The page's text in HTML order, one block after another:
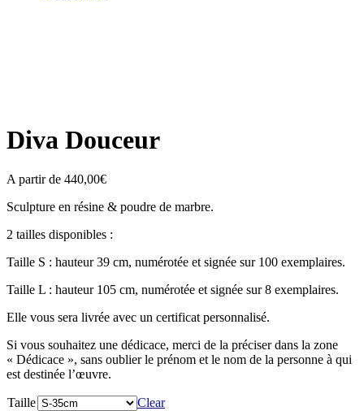
Diva Douceur
A partir de 440,00€
Sculpture en résine & poudre de marbre.
2 tailles disponibles :
Taille S : hauteur 39 cm, numérotée et signée sur 100 exemplaires.
Taille L : hauteur 105 cm, numérotée et signée sur 8 exemplaires.
Elle vous sera livrée avec un certificat personnalisé.
Si vous souhaitez une dédicace, merci de la préciser dans la zone
« Dédicace », sans oublier le prénom et le nom de la personne à qui
est destinée l’œuvre.
Taille
Clear